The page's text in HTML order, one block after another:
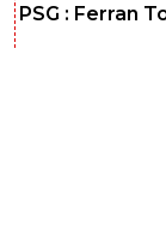
PSG : Ferran